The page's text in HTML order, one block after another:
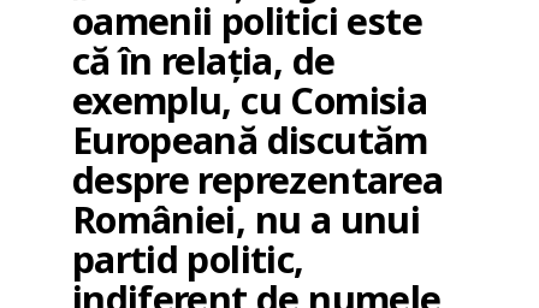
oamenii politici este
că în relația, de
exemplu, cu Comisia
Europeană discutăm
despre reprezentarea
României, nu a unui
partid politic,